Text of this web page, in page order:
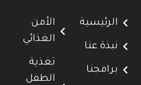
الرئيسية
نبذة عنا
برامجنا
الأمن
الغذائي
تغذية
الطفل